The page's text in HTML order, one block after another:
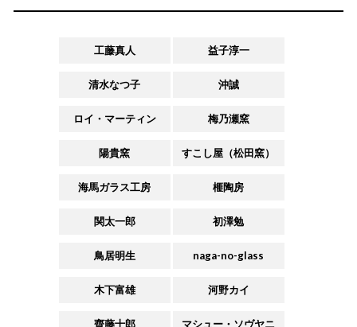
工藤真人 益子淳一
清水なつ子 沖誠
ロイ・マーティン 梅乃瀬窯
陽貴窯 すこし屋（松田窯）
海馬ガラス工房 榧陶房
関太一郎 初澤勉
鳥居明生 naga-no-glass
木下富雄 河野カイ
齊藤十郎 マシュー・ソヴヤニ